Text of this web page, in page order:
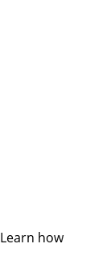
Learn how